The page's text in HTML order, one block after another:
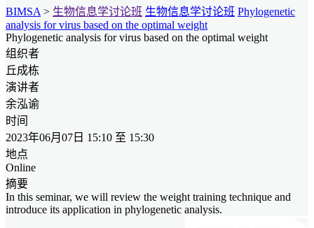
BIMSA > 生物信息学讨论班 生物信息学讨论班 Phylogenetic
analysis for virus based on the optimal weight
Phylogenetic analysis for virus based on the optimal weight
组织者
丘成栋
演讲者
余泓谕
时间
2023年06月07日 15:10 至 15:30
地点
Online
摘要
In this seminar, we will review the weight training technique and
introduce its application in phylogenetic analysis.